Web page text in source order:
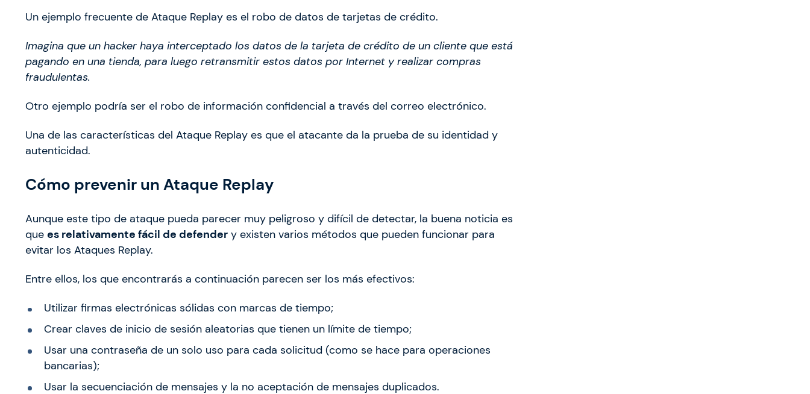
Un ejemplo frecuente de Ataque Replay es el robo de datos de tarjetas de crédito.
Imagina que un hacker haya interceptado los datos de la tarjeta de crédito de un cliente que está
pagando en una tienda, para luego retransmitir estos datos por Internet y realizar compras
fraudulentas.
Otro ejemplo podría ser el robo de información confidencial a través del correo electrónico.
Una de las características del Ataque Replay es que el atacante da la prueba de su identidad y
autenticidad.
Cómo prevenir un Ataque Replay
Aunque este tipo de ataque pueda parecer muy peligroso y difícil de detectar, la buena noticia es
que es relativamente fácil de defender y existen varios métodos que pueden funcionar para
evitar los Ataques Replay.
Entre ellos, los que encontrarás a continuación parecen ser los más efectivos:
Utilizar firmas electrónicas sólidas con marcas de tiempo;
Crear claves de inicio de sesión aleatorias que tienen un límite de tiempo;
Usar una contraseña de un solo uso para cada solicitud (como se hace para operaciones
bancarias);
Usar la secuenciación de mensajes y la no aceptación de mensajes duplicados.